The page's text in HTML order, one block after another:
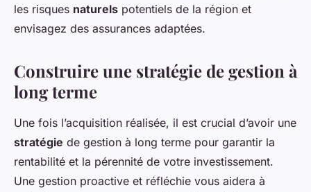
les risques naturels potentiels de la région et
envisagez des assurances adaptées.
Construire une stratégie de gestion à
long terme
Une fois l’acquisition réalisée, il est crucial d’avoir une
stratégie de gestion à long terme pour garantir la
rentabilité et la pérennité de votre investissement.
Une gestion proactive et réfléchie vous aidera à